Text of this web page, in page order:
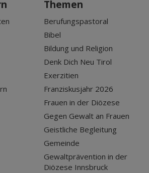
Themen
Berufungspastoral
Bibel
Bildung und Religion
Denk Dich Neu Tirol
Exerzitien
Franziskusjahr 2026
Frauen in der Diözese
Gegen Gewalt an Frauen
Geistliche Begleitung
Gemeinde
Gewaltprävention in der
Diözese Innsbruck